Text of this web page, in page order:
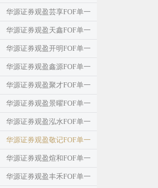
华源证券观盈芸享FOF单一
华源证券观盈天鑫FOF单一
华源证券观盈开明FOF单一
华源证券观盈鑫源FOF单一
华源证券观盈聚才FOF单一
华源证券观盈景曜FOF单一
华源证券观盈泓水FOF单一
华源证券观盈敬记FOF单一
华源证券观盈煊和FOF单一
华源证券观盈丰禾FOF单一